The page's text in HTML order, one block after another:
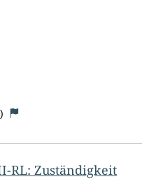
)
RL: Zuständigkeit